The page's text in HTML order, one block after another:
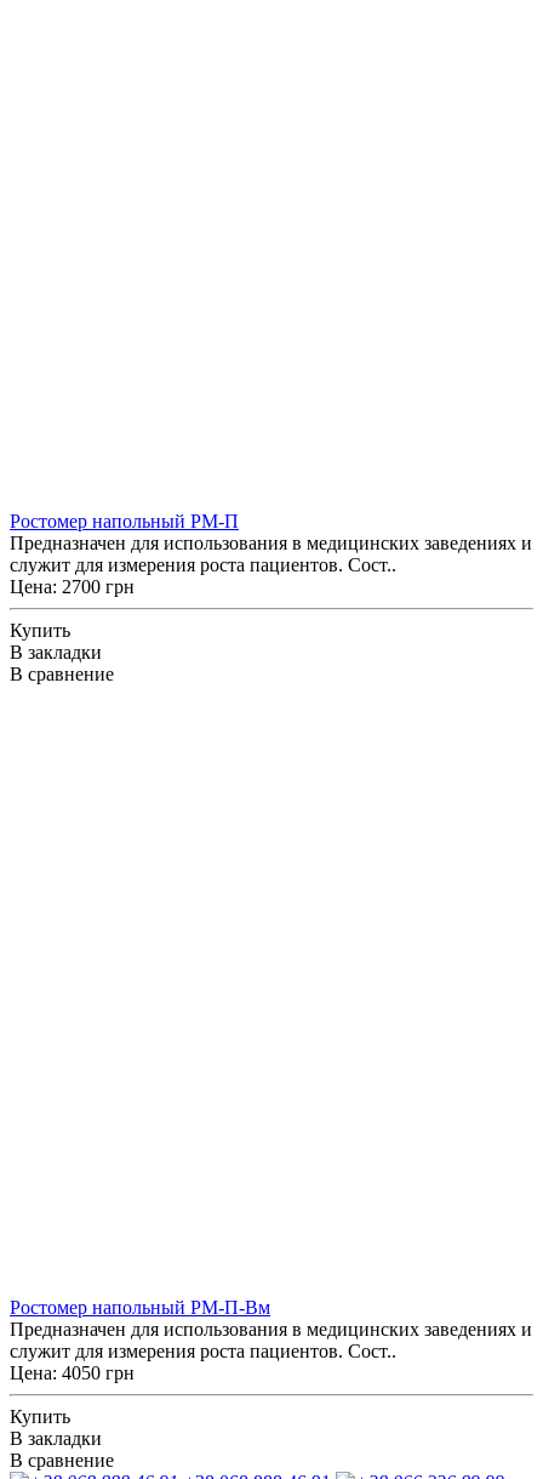
Ростомер напольный РМ-П
Предназначен для использования в медицинских заведениях и
служит для измерения роста пациентов. Сост..
Цена: 2700 грн
Купить
В закладки
В сравнение
Ростомер напольный РМ-П-Вм
Предназначен для использования в медицинских заведениях и
служит для измерения роста пациентов. Сост..
Цена: 4050 грн
Купить
В закладки
В сравнение